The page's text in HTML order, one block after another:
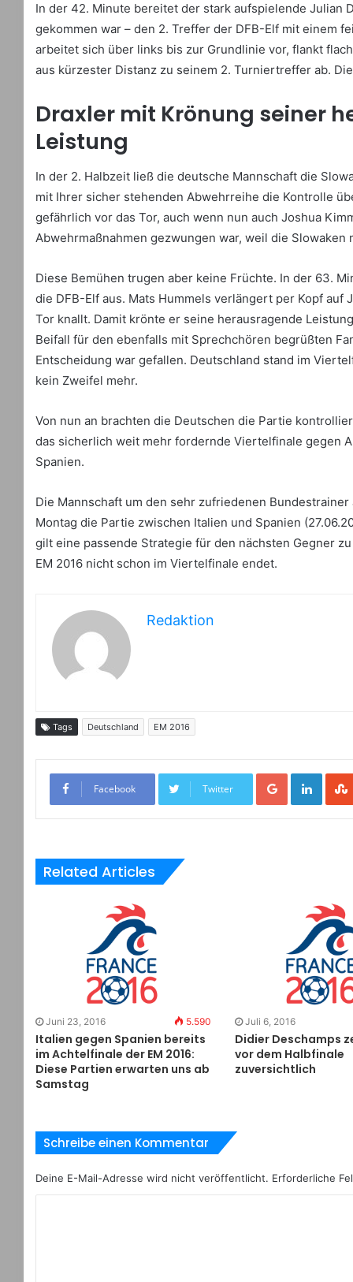
In der 42. Minute bereitet der stark aufspielende Julian
gekommen war – den 2. Treffer der DFB-Elf mit einem
arbeitet sich über links bis zur Grundlinie vor, flankt
aus kürzester Distanz zu seinem 2. Turniertreffer ab.
Draxler mit Krönung seiner
Leistung
In der 2. Halbzeit ließ die deutsche Mannschaft die
mit Ihrer sicher stehenden Abwehrreihe die Kontrolle
gefährlich vor das Tor, auch wenn nun auch Joshua
Abwehrmaßnahmen gezwungen war, weil die Slowaken
Diese Bemühen trugen aber keine Früchte. In der 63.
die DFB-Elf aus. Mats Hummels verlängert per Kopf
Tor knallt. Damit krönte er seine herausragende
Beifall für den ebenfalls mit Sprechchören begrüßten
Entscheidung war gefallen. Deutschland stand im
kein Zweifel mehr.
Von nun an brachten die Deutschen die Partie
das sicherlich weit mehr fordernde Viertelfinale gegen
Spanien.
Die Mannschaft um den sehr zufriedenen
Montag die Partie zwischen Italien und Spanien
gilt eine passende Strategie für den nächsten Gegner
EM 2016 nicht schon im Viertelfinale endet.
Redaktion
Tags Deutschland EM 2016
Facebook Twitter
Google+ LinkedIn
Related Articles
Juni 23, 2016 5.590
Italien gegen Spanien bereits
im Achtelfinale der EM 2016:
Diese Partien erwarten uns ab
Samstag
Juli 6, 2016
Didier Deschamps
vor dem Halbfinale
zuversichtlich
Schreibe einen Kommentar
Deine E-Mail-Adresse wird nicht veröffentlicht. Erforderliche